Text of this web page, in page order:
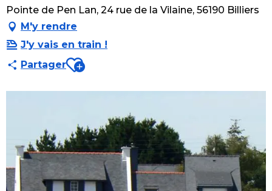
Pointe de Pen Lan, 24 rue de la Vilaine, 56190 Billiers
M'y rendre
J'y vais en train !
PartagerAjouter aux favoris